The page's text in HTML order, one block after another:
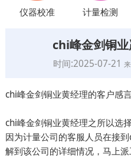
仪器校准 计量检测
chi峰金剑铜
时间:2025-07-21
chi峰金剑铜业黄经理的客户感言
chi峰金剑铜业黄经理之所以选
因为计量公司的客服人员在接
解到该公司的详细情况，马上